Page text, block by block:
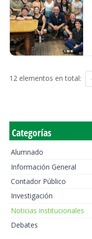
12 elementos en total:
Categorías
Alumnado
Información General
Contador Público
Investigación
Noticias institucionales
Debates